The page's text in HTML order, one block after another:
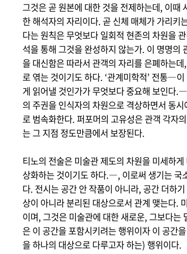
그것은 곧 원본에 대한 것을 전제하는데, 이때
한 해석자의 자리이다. 곧 신체 매체가 가리
다는 원칙은 무엇보다 일회적 현존의 차원을
석을 통해 그것을 완성하지 않는가. 이 명명의
을 대신함은 따라서 관객의 자리를 은폐하는
로 엮는 것이기도 하다. ‘관계미학적’ 전통―
게 읽어낼 것인가가 무엇보다 중요해 보인다
의 주권을 인식자의 차원으로 격상하면서 동
로 범속화한다. 퍼포머의 고유성은 관객 각자
는 그 지점 정도만큼에서 보장된다.
티노의 전술은 미술관 제도의 차원을 미세하
상화하는 것이기도 하다.―, 이로써 생기는 국
다. 전시는 공간 안 작품이 아니라, 공간 더하
상이 아니라 분리된 대상으로서 관계 맺는다.
이며, 그것은 미술관에 대한 새로운, 그보다는
은 이 공간을 포함시키려는 행위이자 이 공간
을 하나의 대상으로 다루고자 하는) 행위이다.